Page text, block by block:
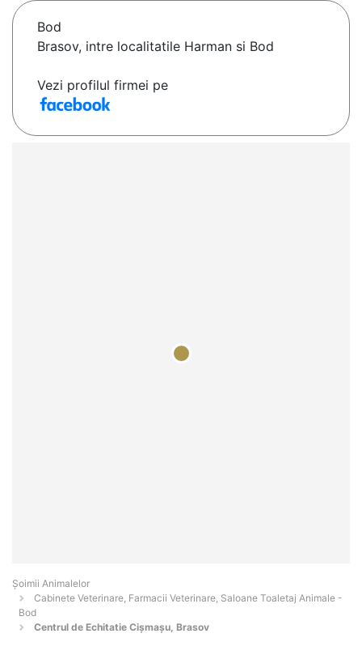
Bod
Brasov, intre localitatile Harman si Bod
Vezi profilul firmei pe
Şoimii Animalelor
Cabinete Veterinare, Farmacii Veterinare, Saloane Toaletaj Animale -
Bod
Centrul de Echitatie Cişmaşu, Brasov